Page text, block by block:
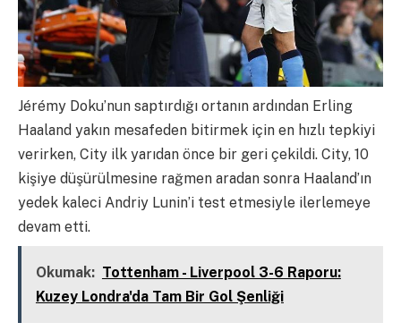
Jérémy Doku’nun saptırdığı ortanın ardından Erling
Haaland yakın mesafeden bitirmek için en hızlı tepkiyi
verirken, City ilk yarıdan önce bir geri çekildi. City, 10
kişiye düşürülmesine rağmen aradan sonra Haaland’ın
yedek kaleci Andriy Lunin’i test etmesiyle ilerlemeye
devam etti.
Okumak: Tottenham - Liverpool 3-6 Raporu:
Kuzey Londra'da Tam Bir Gol Şenliği